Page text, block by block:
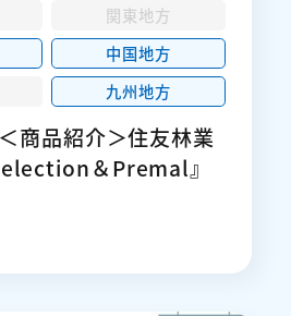
関東地方
中国地方
九州地方
商品紹介＞住友林業
＆Premal』